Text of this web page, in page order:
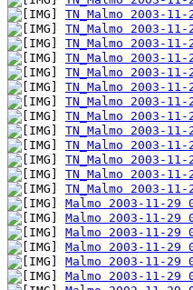
TN_Malmo 2003-11-
TN_Malmo 2003-11-
TN_Malmo 2003-11-
TN_Malmo 2003-11-
TN_Malmo 2003-11-
TN_Malmo 2003-11-
TN_Malmo 2003-11-
TN_Malmo 2003-11-
TN_Malmo 2003-11-
TN_Malmo 2003-11-
TN_Malmo 2003-11-
TN_Malmo 2003-11-
TN_Malmo 2003-11-
Malmo 2003-11-29
Malmo 2003-11-29
Malmo 2003-11-29
Malmo 2003-11-29
Malmo 2003-11-29
Malmo 2003-11-29